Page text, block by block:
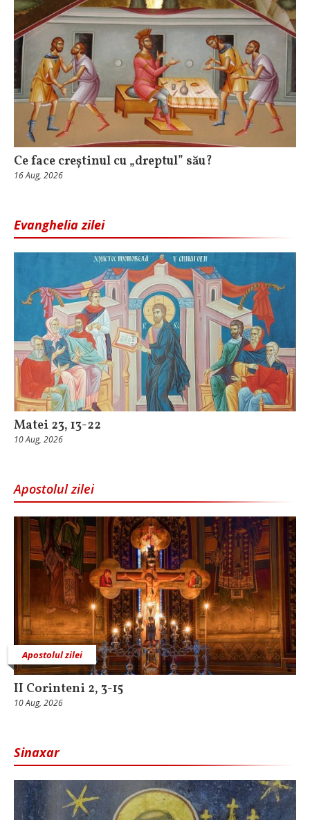
Ce face creștinul cu „dreptul” său?
16 Aug, 2026
Evanghelia zilei
Matei 23, 13-22
10 Aug, 2026
Apostolul zilei
Apostolul zilei
II Corinteni 2, 3-15
10 Aug, 2026
Sinaxar